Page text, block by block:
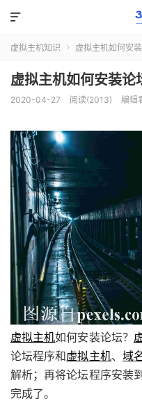

虚拟主机知识  虚拟主机如何安
虚拟主机如何安装论
2020-04-27 阅读(2013) 编辑
虚拟主机如何安装论坛？
论坛程序和虚拟主机、 域
解析；再将论坛程序安装
完成了。